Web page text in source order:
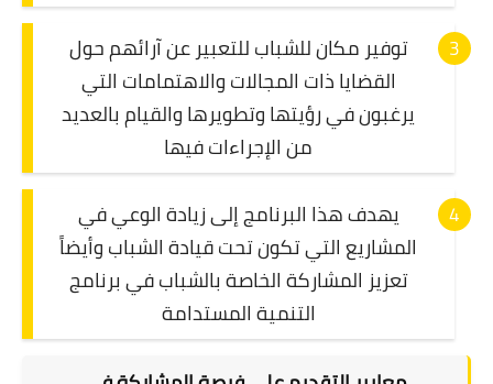
توفير مكان للشباب للتعبير عن آرائهم حول
القضايا ذات المجالات والاهتمامات التي
يرغبون في رؤيتها وتطويرها والقيام بالعديد
من الإجراءات فيها
يهدف هذا البرنامج إلى زيادة الوعي في
المشاريع التي تكون تحت قيادة الشباب وأيضاً
تعزيز المشاركة الخاصة بالشباب في برنامج
التنمية المستدامة